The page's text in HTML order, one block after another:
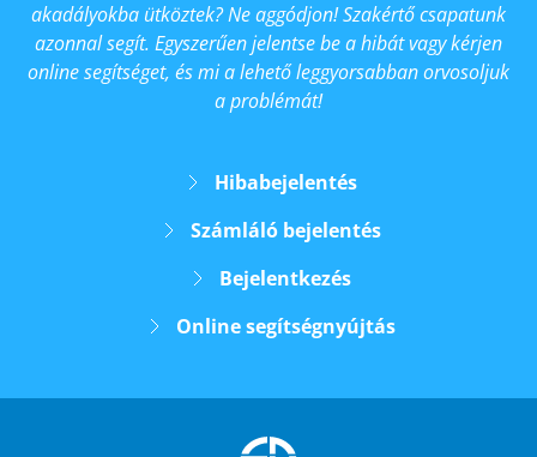
akadályokba ütköztek? Ne aggódjon! Szakértő csapatunk
azonnal segít. Egyszerűen jelentse be a hibát vagy kérjen
online segítséget, és mi a lehető leggyorsabban orvosoljuk
a problémát!
Hibabejelentés
Számláló bejelentés
Bejelentkezés
Online segítségnyújtás